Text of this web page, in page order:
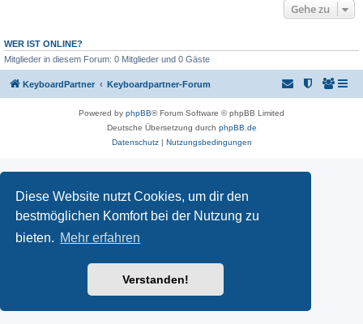
Diese Website nutzt Cookies, um dir den
bestmöglichen Komfort bei der Nutzung zu
bieten. Mehr erfahren
Verstanden!
Gehe zu
WER IST ONLINE?
Mitglieder in diesem Forum: 0 Mitglieder und 0 Gäste
KeyboardPartner Keyboardpartner-Forum
Powered by phpBB® Forum Software © phpBB Limited
Deutsche Übersetzung durch phpBB.de
Datenschutz| Nutzungsbedingungen